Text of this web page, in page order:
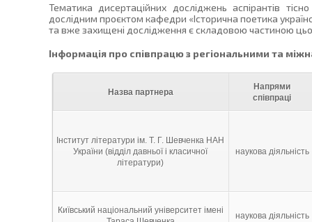
Тематика дисертаційних досліджень аспірантів
дослідним проєктом кафедри «Історична поетика
та вже захищені дослідження є складовою частиною
Інформація про співпрацю з регіональними та
Назва партнера
Напрями
співпраці
Інститут літератури ім. Т. Г. Шевченка НАН
України (відділ давньої і класичної
літератури)
наукова діяльність
Київський національний університет імені
наукова діяльність